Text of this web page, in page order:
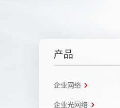
产品
企业网络
企业光网络